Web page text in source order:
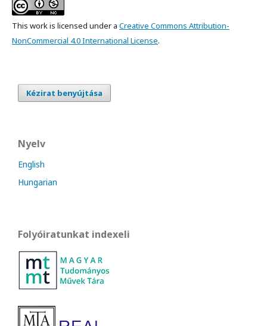
This work is licensed under a Creative Commons Attribution-
NonCommercial 4.0 International License.
Kézirat benyújtása
Nyelv
English
Hungarian
Folyóiratunkat indexeli